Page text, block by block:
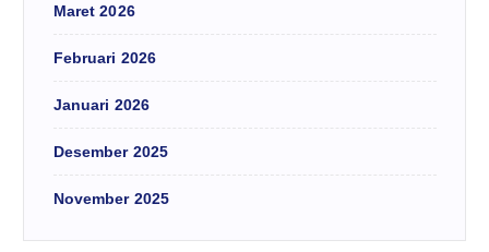
Maret 2026
Februari 2026
Januari 2026
Desember 2025
November 2025